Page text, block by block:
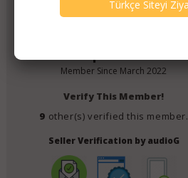
Member Since March 2022
Verify This Member!
9 other(s) verified this member.
Seller Verification by audioG